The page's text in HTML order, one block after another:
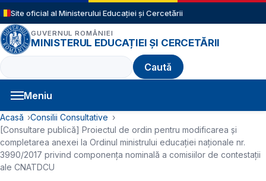
Sari la conținutul principal
Site oficial al Ministerului Educației și Cercetării
GUVERNUL ROMÂNIEI
MINISTERUL EDUCAȚIEI ȘI CERCETĂRII
Caută
Meniu
Navigație principală
Cale de navigare
Acasă
Consilii Consultative
[Consultare publică] Proiectul de ordin pentru modificarea și
completarea anexei la Ordinul ministrului educației naționale nr.
3990/2017 privind componența nominală a comisiilor de contestații
ale CNATDCU